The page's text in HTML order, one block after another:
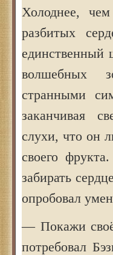
Холоднее,
разбитых
единственный
волшебных
странными
заканчивая
слухи, что он
своего
забирать
опробовал
— Покажи
потребовал